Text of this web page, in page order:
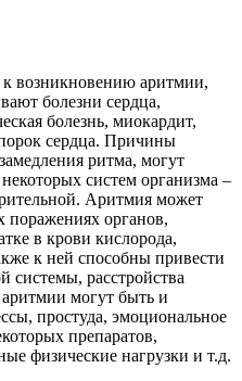
возникновению аритмии,
болезни сердца,
болезнь, миокардит,
сердца. Причины
ритма, могут
систем организма –
Аритмия может
поражениях органов,
в крови кислорода,
к ней способны привести
системы, расстройства
могут быть и
простуда, эмоциональное
препаратов,
физические нагрузки и т.д.